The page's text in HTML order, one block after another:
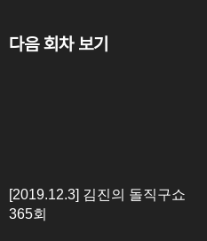
다음 회차 보기
[2019.12.3] 김진의 돌직구쇼
365회